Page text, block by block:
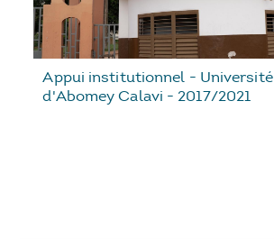
Appui institutionnel - Université
d'Abomey Calavi - 2017/2021